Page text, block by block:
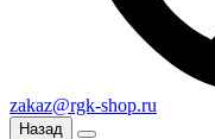
zakaz@rgk-shop.ru
Назад